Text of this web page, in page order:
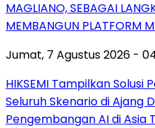
MAGLIANO, SEBAGAI
MEMBANGUN PLATFORM
Jumat, 7 Agustus 2026 -
HIKSEMI Tampilkan
Seluruh Skenario di Ajang
Pengembangan AI di Asia